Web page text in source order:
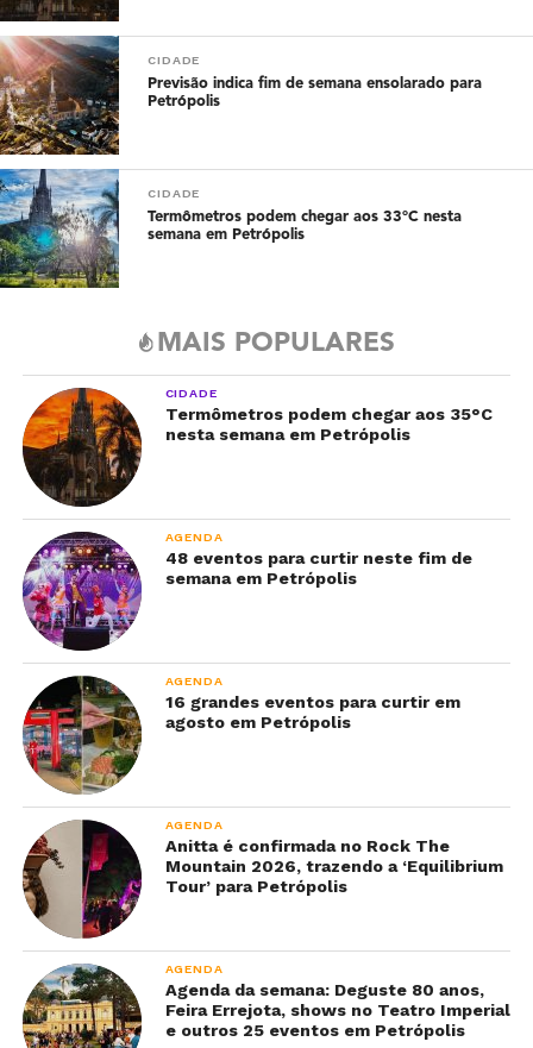
CIDADE
Previsão indica fim de semana ensolarado para
Petrópolis
CIDADE
Termômetros podem chegar aos 33°C nesta
semana em Petrópolis
MAIS POPULARES
CIDADE
Termômetros podem chegar aos 35°C
nesta semana em Petrópolis
AGENDA
48 eventos para curtir neste fim de
semana em Petrópolis
AGENDA
16 grandes eventos para curtir em
agosto em Petrópolis
AGENDA
Anitta é confirmada no Rock The
Mountain 2026, trazendo a ‘Equilibrium
Tour’ para Petrópolis
AGENDA
Agenda da semana: Deguste 80 anos,
Feira Errejota, shows no Teatro Imperial
e outros 25 eventos em Petrópolis